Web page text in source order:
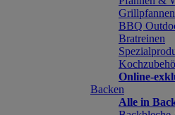
Grillpfannen
BBQ
Bratreinen
Online-
Backen
Alle in